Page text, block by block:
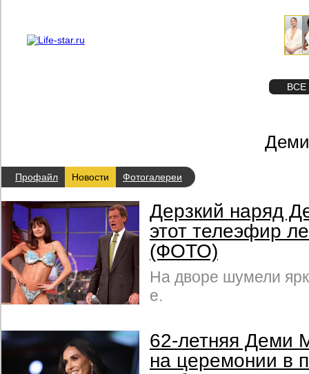
ВСЕ
Профайл Новости Фотогалереи
Дерзкий наряд
этот телеэфир
(ФОТО)
На дворе шумели
е.
62-летняя Деми
на церемонии в